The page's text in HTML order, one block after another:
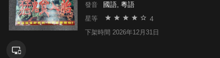
發音 國語, 粵語
星等 4
下架時間 2026年12月31日